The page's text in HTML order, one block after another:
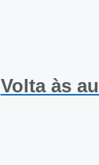
Volta às